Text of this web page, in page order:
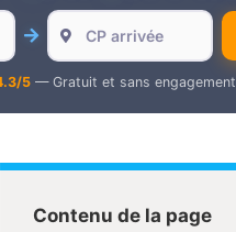
5— Gratuit et sans engagement
Contenu de la page